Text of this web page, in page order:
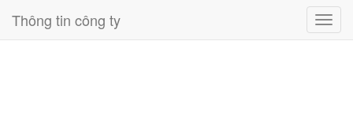
Thông tin công ty